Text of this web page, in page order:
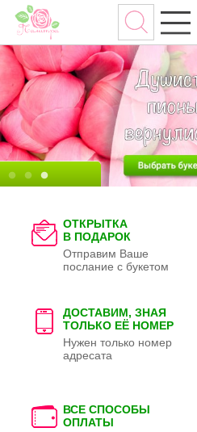
ОТКРЫТКА
В ПОДАРОК
Отправим Ваше
послание с букетом
ДОСТАВИМ, ЗНАЯ
ТОЛЬКО ЕЁ НОМЕР
Нужен только номер
адресата
ВСЕ СПОСОБЫ
ОПЛАТЫ